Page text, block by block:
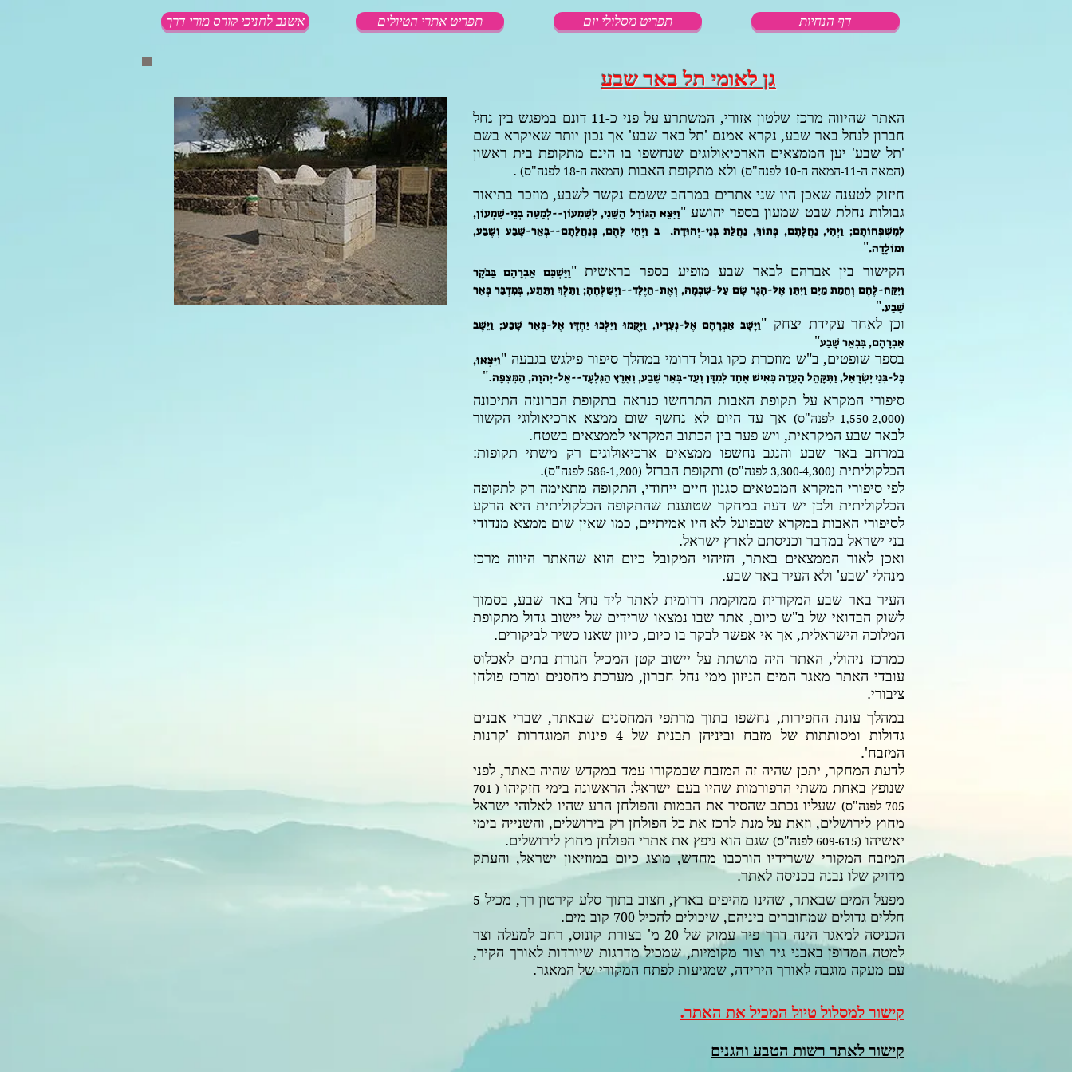
אשנב לחניכי קורס מורי דרך תפריט אתרי הטיולים תפריט מסלולי יום דף הנחיות
גן לאומי תל באר שבע
האתר שהיווה מרכז שלטון אזורי, המשתרע על פני כ-11 דונם במפגש בין נחל
חברון לנחל באר שבע, נקרא אמנם 'תל באר שבע' אך נכון יותר שאיקרא בשם
'תל שבע' יען הממצאים הארכיאולוגים שנחשפו בו הינם מתקופת בית ראשון
(המאה ה-11- המאה ה-10 לפנה"ס) ולא מתקופת האבות (המאה ה-18 לפנה"ס)
.
חיזוק לטענה שאכן היו שני אתרים במרחב ששמם נקשר לשבע, מוזכר בתיאור
גבולות נחלת שבט שמעון בספר יהושע "וַיֵּצֵא הַגּוֹרָל הַשֵּׁנִי, לְשִׁמְעוֹן--לְמַטֵּה בְנֵי-שִׁמְעוֹן,
לְמִשְׁפְּחוֹתָם; וַיְהִי, נַחֲלָתָם, בְּתוֹךְ, נַחֲלַת בְּנֵי-יְהוּדָה. ב וַיְהִי לָהֶם, בְּנַחֲלָתָם--בְּאֵר-שֶׁבַע וְשֶׁבַע,
וּמוֹלָדָה."
הקישור בין אברהם לבאר שבע מופיע בספר בראשית "וַיַּשְׁכֵּם אַבְרָהָם בַּבֹּקֶר
וַיִּקַּח-לֶחֶם וְחֵמַת מַיִם וַיִּתֵּן אֶל-הָגָר שָׂם עַל-שִׁכְמָהּ, וְאֶת-הַיֶּלֶד--וַיְשַׁלְּחֶהָ; וַתֵּלֶךְ וַתֵּתַע, בְּמִדְבַּר בְּאֵר
שָׁבַע."
וכן לאחר עקידת יצחק "וַיָּשָׁב אַבְרָהָם אֶל-נְעָרָיו, וַיָּקֻמוּ וַיֵּלְכוּ יַחְדָּו אֶל-בְּאֵר שָׁבַע; וַיֵּשֶׁב
אַבְרָהָם, בִּבְאֵר שָׁבַע"
בספר שופטים, ב"ש מוזכרת כקו גבול דרומי במהלך סיפור פילגש בגבעה "וַיֵּצְאוּ,
כָּל-בְּנֵי יִשְׂרָאֵל, וַתִּקָּהֵל הָעֵדָה כְּאִישׁ אֶחָד לְמִדָּן וְעַד-בְּאֵר שֶׁבַע, וְאֶרֶץ הַגִּלְעָד--אֶל-יְהוָה, הַמִּצְפָּה."
סיפורי המקרא על תקופת האבות התרחשו כנראה בתקופת הברונזה התיכונה
(1,550-2,000 לפנה"ס) אך עד היום לא נחשף שום ממצא ארכיאולוגי הקשור
לבאר שבע המקראית, ויש פער בין הכתוב המקראי לממצאים בשטח.
במרחב באר שבע והנגב נחשפו ממצאים ארכיאולוגים רק משתי תקופות:
הכלקוליתית (3,300-4,300 לפנה"ס) ותקופת הברזל (586-1,200 לפנה"ס)
.
לפי סיפורי המקרא המבטאים סגנון חיים ייחודי, התקופה מתאימה רק לתקופה
הכלקוליתית ולכן יש דעה במחקר שטוענת שהתקופה הכלקוליתית היא הרקע
לסיפורי האבות במקרא שבפועל לא היו אמיתיים, כמו שאין שום ממצא מנדודי
בני ישראל במדבר וכניסתם לארץ ישראל.
ואכן לאור הממצאים באתר, הזיהוי המקובל כיום הוא שהאתר היווה מרכז
מנהלי 'שבע' ולא העיר באר שבע.
העיר באר שבע המקורית ממוקמת דרומית לאתר ליד נחל באר שבע, בסמוך
לשוק הבדואי של ב"ש כיום, אתר שבו נמצאו שרידים של יישוב גדול מתקופת
המלוכה הישראלית, אך אי אפשר לבקר בו כיום, כיוון שאנו כשיר לביקורים.
כמרכז ניהולי, האתר היה מושתת על יישוב קטן המכיל חגורת בתים לאכלוס
עובדי האתר מאגר המים הניזון ממי נחל חברון, מערכת מחסנים ומרכז פולחן
ציבורי.
במהלך עונת החפירות, נחשפו בתוך מרתפי המחסנים שבאתר, שברי אבנים
גדולות ומסותתות של מזבח וביניהן תבנית של 4פינות המוגדרות 'קרנות
המזבח'.
לדעת המחקר, יתכן שהיה זה המזבח שבמקורו עמד במקדש שהיה באתר, לפני
שנופץ באחת משתי הרפורמות שהיו בעם ישראל: הראשונה בימי חזקיהו
(701-
705 לפנה"ס) שעליו נכתב שהסיר את הבמות והפולחן הרע שהיו לאלוהי ישראל
מחוץ לירושלים, וזאת על מנת לרכז את כל הפולחן רק בירושלים, והשנייה בימי
יאשיהו (609-615 לפנה"ס) שגם הוא ניפץ את אתרי הפולחן מחוץ לירושלים.
המזבח המקורי ששרידיו הורכבו מחדש, מוצג כיום במוזיאון ישראל, והעתק
מדויק שלו נבנה בכניסה לאתר.
מפעל המים שבאתר, שהינו מהיפים בארץ, חצוב בתוך סלע קירטון רך, מכיל 5
חללים גדולים שמחוברים ביניהם, שיכולים להכיל 700 קוב מים.
הכניסה למאגר הינה דרך פיר עמוק של20 מ' בצורת קונוס, רחב למעלה וצר
למטה המדופן באבני גיר וצור מקומיות, שמכיל מדרגות שיורדות לאורך הקיר,
עם מעקה מוגבה לאורך הירידה, שמגיעות לפתח המקורי של המאגר.
קישור למסלול טיול המכיל את האתר.
קישור לאתר רשות הטבע והגנים